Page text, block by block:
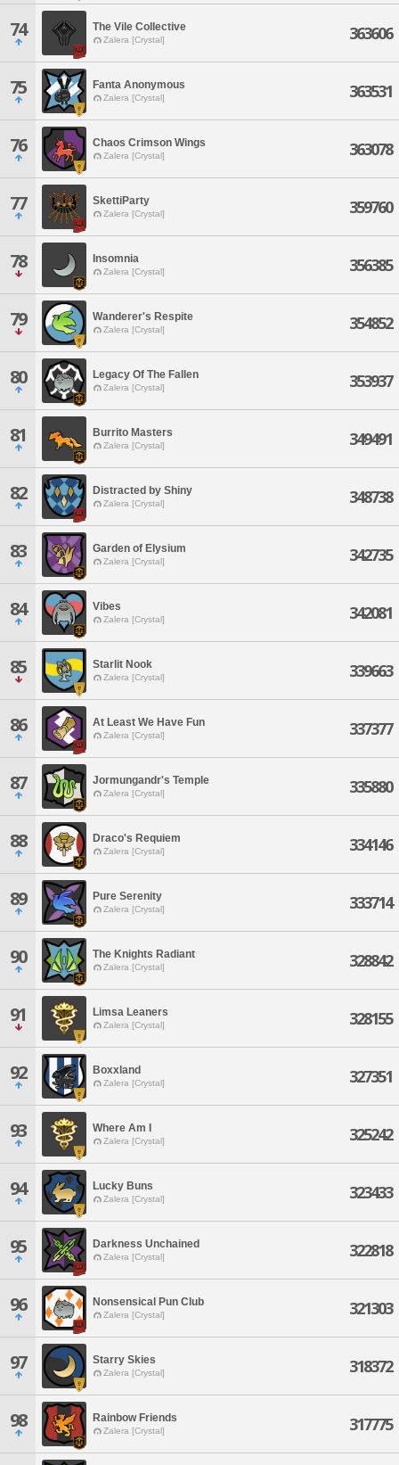
74 The Vile Collective
Zalera [Crystal] 363606
75 Fanta Anonymous
Zalera [Crystal] 363531
76 Chaos Crimson Wings
Zalera [Crystal] 363078
77 SkettiParty
Zalera [Crystal] 359760
78 Insomnia
Zalera [Crystal] 356385
79 Wanderer's Respite
Zalera [Crystal] 354852
80 Legacy Of The Fallen
Zalera [Crystal] 353937
81 Burrito Masters
Zalera [Crystal] 349491
82 Distracted by Shiny
Zalera [Crystal] 348738
83 Garden of Elysium
Zalera [Crystal] 342735
84 Vibes
Zalera [Crystal] 342081
85 Starlit Nook
Zalera [Crystal] 339663
86 At Least We Have Fun
Zalera [Crystal] 337377
87 Jormungandr's Temple
Zalera [Crystal] 335880
88 Draco's Requiem
Zalera [Crystal] 334146
89 Pure Serenity
Zalera [Crystal] 333714
90 The Knights Radiant
Zalera [Crystal] 328842
91 Limsa Leaners
Zalera [Crystal] 328155
92 Boxxland
Zalera [Crystal] 327351
93 Where Am I
Zalera [Crystal] 325242
94 Lucky Buns
Zalera [Crystal] 323433
95 Darkness Unchained
Zalera [Crystal] 322818
96 Nonsensical Pun Club
Zalera [Crystal] 321303
97 Starry Skies
Zalera [Crystal] 318372
98 Rainbow Friends
Zalera [Crystal] 317775